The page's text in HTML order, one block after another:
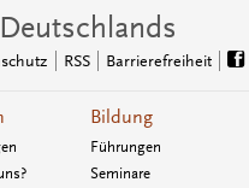
RSS Barrierefreiheit
Bildung
Führungen
Seminare